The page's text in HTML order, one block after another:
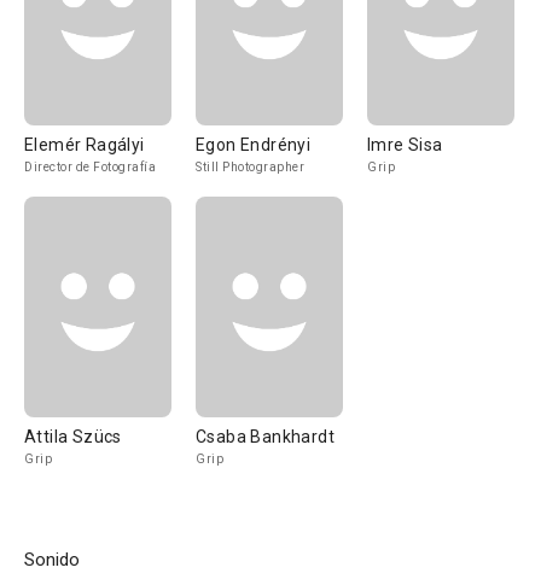
Elemér Ragályi
Director de Fotografía
Egon Endrényi
Still Photographer
Imre Sisa
Grip
Attila Szücs
Grip
Csaba Bankhardt
Grip
Sonido